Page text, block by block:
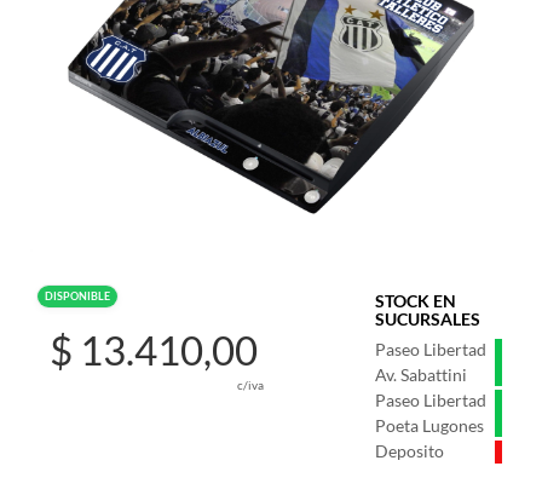
DISPONIBLE
STOCK EN
SUCURSALES
Paseo Libertad
Av. Sabattini
Paseo Libertad
Poeta Lugones
Deposito
$ 13.410,00
c/iva